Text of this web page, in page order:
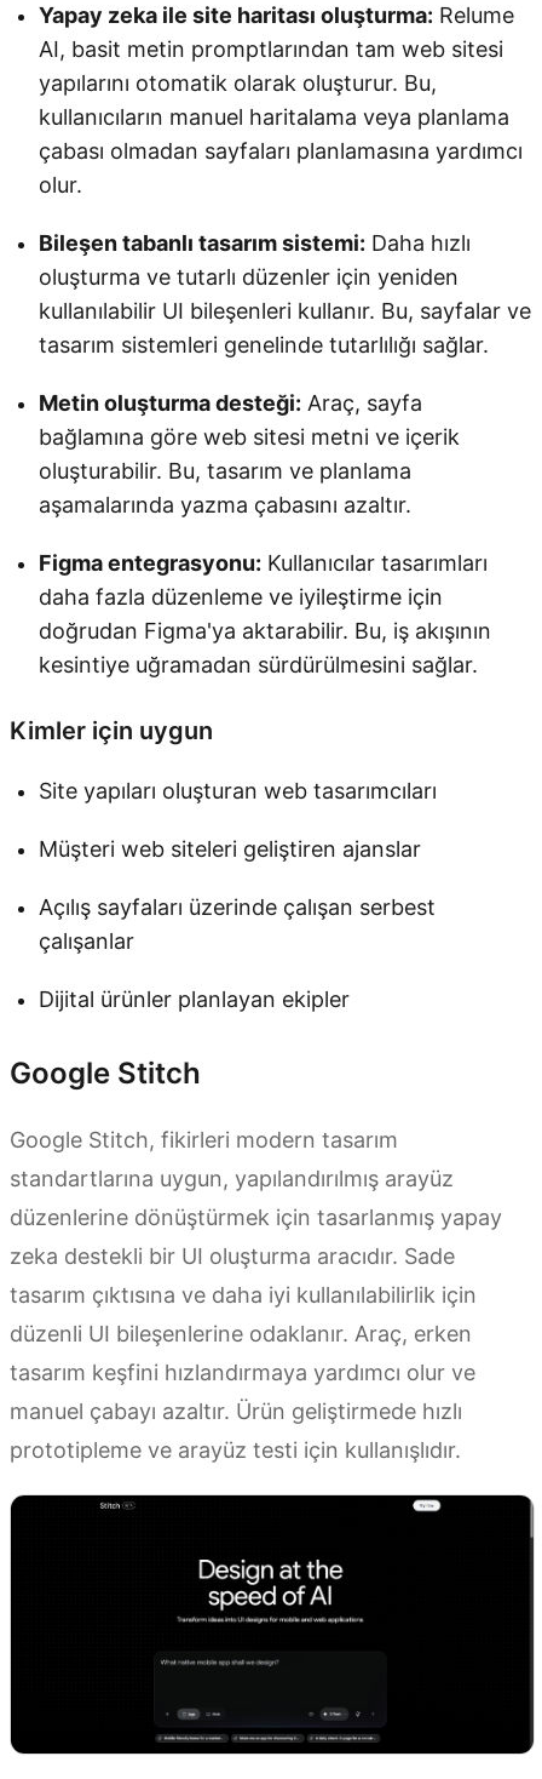
Yapay zeka ile site haritası oluşturma: Relume
AI, basit metin promptlarından tam web sitesi
yapılarını otomatik olarak oluşturur. Bu,
kullanıcıların manuel haritalama veya planlama
çabası olmadan sayfaları planlamasına yardımcı
olur.
Bileşen tabanlı tasarım sistemi: Daha hızlı
oluşturma ve tutarlı düzenler için yeniden
kullanılabilir UI bileşenleri kullanır. Bu, sayfalar ve
tasarım sistemleri genelinde tutarlılığı sağlar.
Metin oluşturma desteği: Araç, sayfa
bağlamına göre web sitesi metni ve içerik
oluşturabilir. Bu, tasarım ve planlama
aşamalarında yazma çabasını azaltır.
Figma entegrasyonu: Kullanıcılar tasarımları
daha fazla düzenleme ve iyileştirme için
doğrudan Figma'ya aktarabilir. Bu, iş akışının
kesintiye uğramadan sürdürülmesini sağlar.
Kimler için uygun
Site yapıları oluşturan web tasarımcıları
Müşteri web siteleri geliştiren ajanslar
Açılış sayfaları üzerinde çalışan serbest
çalışanlar
Dijital ürünler planlayan ekipler
Google Stitch
Google Stitch, fikirleri modern tasarım
standartlarına uygun, yapılandırılmış arayüz
düzenlerine dönüştürmek için tasarlanmış yapay
zeka destekli bir UI oluşturma aracıdır. Sade
tasarım çıktısına ve daha iyi kullanılabilirlik için
düzenli UI bileşenlerine odaklanır. Araç, erken
tasarım keşfini hızlandırmaya yardımcı olur ve
manuel çabayı azaltır. Ürün geliştirmede hızlı
prototipleme ve arayüz testi için kullanışlıdır.